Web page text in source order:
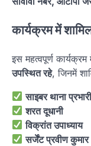
कार्यक्रम में
इस महत्वपूर्ण
उपस्थित रहे, जिनमें
साइबर थाना
शरत दूधानी
विक्रांत उपाध्याय
सर्जेंट प्रवीण कुमार